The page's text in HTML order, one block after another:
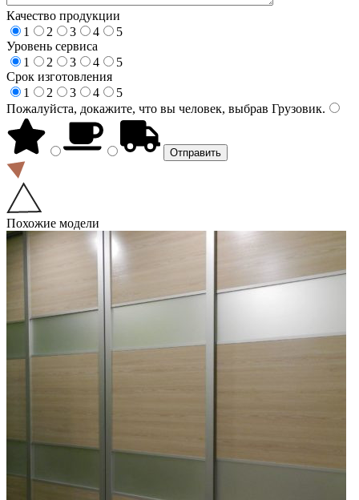
Качество продукции
1
2 3 4
5
Уровень сервиса
1
2 3 4
5
Срок изготовления
1
2 3 4
5
Пожалуйста, докажите, что вы человек, выбрав Грузовик.
Похожие модели